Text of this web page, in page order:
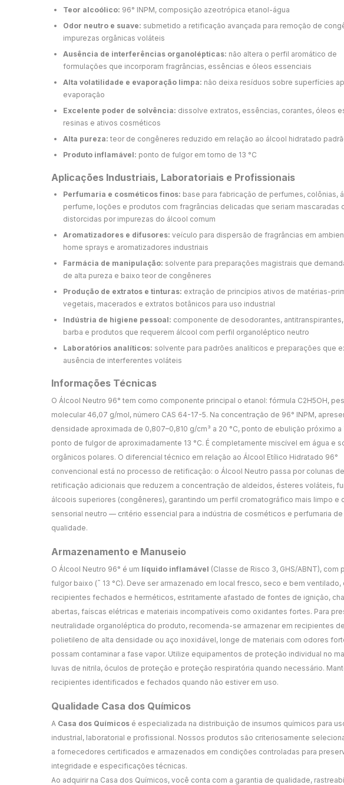
Teor alcoólico: 96° INPM, composição azeotrópica etanol-água
Odor neutro e suave: submetido a retificação avançada para remoção de
impurezas orgânicas voláteis
Ausência de interferências organolépticas: não altera o perfil aromático de
formulações que incorporam fragrâncias, essências e óleos essenciais
Alta volatilidade e evaporação limpa: não deixa resíduos sobre superfícies
evaporação
Excelente poder de solvência: dissolve extratos, essências, corantes, óleos
resinas e ativos cosméticos
Alta pureza: teor de congêneres reduzido em relação ao álcool hidratado
Produto inflamável: ponto de fulgor em torno de 13 °C
Aplicações Industriais, Laboratoriais e Profissionais
Perfumaria e cosméticos finos: base para fabricação de perfumes, colônias,
perfume, loções e produtos com fragrâncias delicadas que seriam mascaradas
distorcidas por impurezas do álcool comum
Aromatizadores e difusores: veículo para dispersão de fragrâncias em
home sprays e aromatizadores industriais
Farmácia de manipulação: solvente para preparações magistrais que
de alta pureza e baixo teor de congêneres
Produção de extratos e tinturas: extração de princípios ativos de matérias-
vegetais, macerados e extratos botânicos para uso industrial
Indústria de higiene pessoal: componente de desodorantes,
barba e produtos que requerem álcool com perfil organoléptico neutro
Laboratórios analíticos: solvente para padrões analíticos e preparações que
ausência de interferentes voláteis
Informações Técnicas
O Álcool Neutro 96° tem como componente principal o etanol: fórmula C2H5OH,
molecular 46,07 g/mol, número CAS 64-17-5. Na concentração de 96° INPM,
densidade aproximada de 0,807–0,810 g/cm³ a 20 °C, ponto de ebulição próximo a
ponto de fulgor de aproximadamente 13 °C. É completamente miscível em água e
orgânicos polares. O diferencial técnico em relação ao Álcool Etílico Hidratado 96°
convencional está no processo de retificação: o Álcool Neutro passa por colunas de
retificação adicionais que reduzem a concentração de aldeídos, ésteres voláteis,
álcoois superiores (congêneres), garantindo um perfil cromatográfico mais limpo e
sensorial neutro — critério essencial para a indústria de cosméticos e perfumaria de
qualidade.
Armazenamento e Manuseio
O Álcool Neutro 96° é um líquido inflamável (Classe de Risco 3, GHS/ABNT), com
fulgor baixo (˜ 13 °C). Deve ser armazenado em local fresco, seco e bem ventilado,
recipientes fechados e herméticos, estritamente afastado de fontes de ignição,
abertas, faíscas elétricas e materiais incompatíveis como oxidantes fortes. Para
neutralidade organoléptica do produto, recomenda-se armazenar em recipientes de
polietileno de alta densidade ou aço inoxidável, longe de materiais com odores
possam contaminar a fase vapor. Utilize equipamentos de proteção individual no
luvas de nitrila, óculos de proteção e proteção respiratória quando necessário.
recipientes identificados e fechados quando não estiver em uso.
Qualidade Casa dos Químicos
A Casa dos Químicos é especializada na distribuição de insumos químicos para
industrial, laboratorial e profissional. Nossos produtos são criteriosamente
a fornecedores certificados e armazenados em condições controladas para
integridade e especificações técnicas.
Ao adquirir na Casa dos Químicos, você conta com a garantia de qualidade,